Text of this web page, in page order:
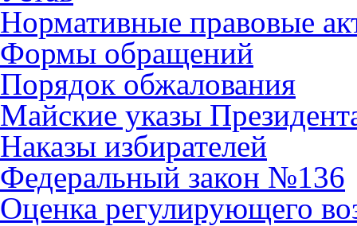
Нормативные правовые
Формы обращений
Порядок обжалования
Майские указы
Наказы избирателей
Федеральный закон №136
Оценка регулирующего